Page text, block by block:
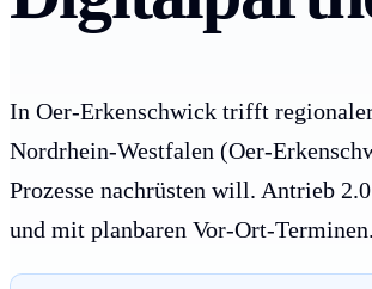
In Oer-Erkenschwick trifft
Nordrhein-Westfalen (Oer-
Prozesse nachrüsten will. Antrieb
und mit planbaren Vor-Ort-Terminen.